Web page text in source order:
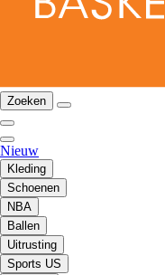
Zoeken
Nieuw
Kleding
Schoenen
NBA
Ballen
Uitrusting
Sports US